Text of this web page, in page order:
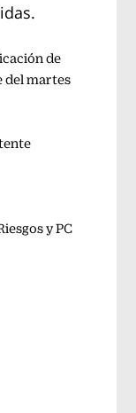
de
del martes
y PC